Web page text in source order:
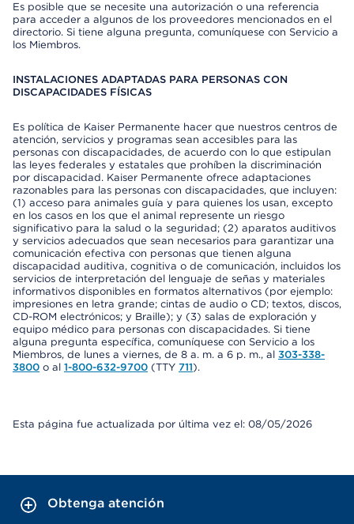
Es posible que se necesite una autorización o una referencia
para acceder a algunos de los proveedores mencionados en el
directorio. Si tiene alguna pregunta, comuníquese con Servicio a
los Miembros.
INSTALACIONES ADAPTADAS PARA PERSONAS CON
DISCAPACIDADES FÍSICAS
Es política de Kaiser Permanente hacer que nuestros centros de
atención, servicios y programas sean accesibles para las
personas con discapacidades, de acuerdo con lo que estipulan
las leyes federales y estatales que prohíben la discriminación
por discapacidad. Kaiser Permanente ofrece adaptaciones
razonables para las personas con discapacidades, que incluyen:
(1) acceso para animales guía y para quienes los usan, excepto
en los casos en los que el animal represente un riesgo
significativo para la salud o la seguridad; (2) aparatos auditivos
y servicios adecuados que sean necesarios para garantizar una
comunicación efectiva con personas que tienen alguna
discapacidad auditiva, cognitiva o de comunicación, incluidos los
servicios de interpretación del lenguaje de señas y materiales
informativos disponibles en formatos alternativos (por ejemplo:
impresiones en letra grande; cintas de audio o CD; textos, discos,
CD-ROM electrónicos; y Braille); y (3) salas de exploración y
equipo médico para personas con discapacidades. Si tiene
alguna pregunta específica, comuníquese con Servicio a los
Miembros, de lunes a viernes, de 8 a. m. a 6 p. m., al 303-338-
3800 o al 1-800-632-9700 (TTY 711).
Esta página fue actualizada por última vez el: 08/05/2026
Obtenga atención